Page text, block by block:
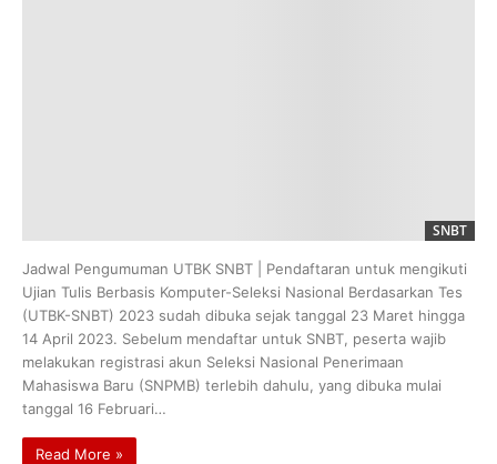
SNBT
Jadwal Pengumuman UTBK SNBT | Pendaftaran untuk mengikuti
Ujian Tulis Berbasis Komputer-Seleksi Nasional Berdasarkan Tes
(UTBK-SNBT) 2023 sudah dibuka sejak tanggal 23 Maret hingga
14 April 2023. Sebelum mendaftar untuk SNBT, peserta wajib
melakukan registrasi akun Seleksi Nasional Penerimaan
Mahasiswa Baru (SNPMB) terlebih dahulu, yang dibuka mulai
tanggal 16 Februari…
Read More »